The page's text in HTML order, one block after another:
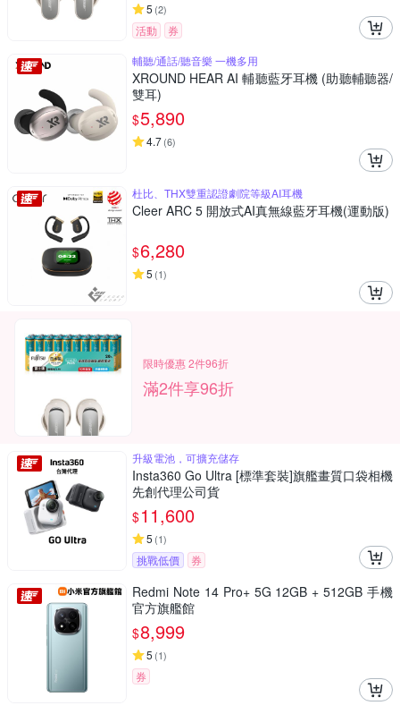
5 (2)
活動
券
輔聽/通話/聽音樂 一機多用
XROUND HEAR AI 輔聽藍牙耳機 (助聽輔聽器/
雙耳)
$5,890
4.7(6)
杜比、THX雙重認證劇院等級AI耳機
Cleer ARC 5 開放式AI真無線藍牙耳機(運動版)
$6,280
5 (1)
限時優惠 2件96折
滿2件享96折
升級電池，可擴充儲存
Insta360 Go Ultra [標準套裝]旗艦畫質口袋相機
先創代理公司貨
$11,600
5 (1)
挑戰低價 券
Redmi Note 14 Pro+ 5G 12GB + 512GB 手機
官方旗艦館
$8,999
5 (1)
券